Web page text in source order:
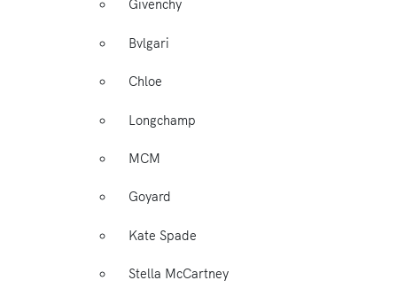
Givenchy
Bvlgari
Chloe
Longchamp
MCM
Goyard
Kate Spade
Stella McCartney